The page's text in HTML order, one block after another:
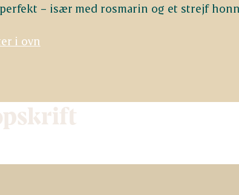
– især med rosmarin og et strejf
i ovn